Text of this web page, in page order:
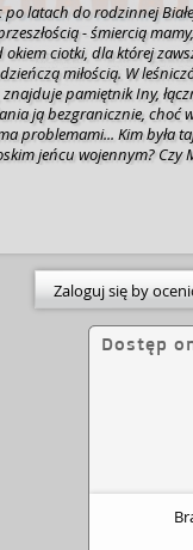
latach do rodzinnej
- śmiercią
ciotki, dla której
miłością. W
pamiętnik Iny,
ją bezgranicznie, choć
problemami... Kim była
jeńcu wojennym?
się odbudować relację
przyjaciółek z Białej
przeciwności zostają
Zaloguj się by
Dostęp